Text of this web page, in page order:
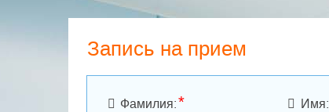
Запись на прием
Фамилия:* Имя: